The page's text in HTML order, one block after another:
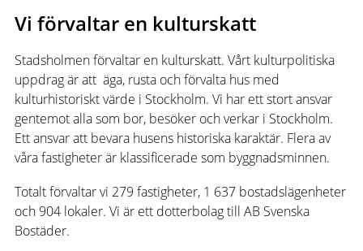
Vi förvaltar en kulturskatt
Stadsholmen förvaltar en kulturskatt. Vårt kulturpolitiska
uppdrag är att äga, rusta och förvalta hus med
kulturhistoriskt värde i Stockholm. Vi har ett stort ansvar
gentemot alla som bor, besöker och verkar i Stockholm.
Ett ansvar att bevara husens historiska karaktär. Flera av
våra fastigheter är klassificerade som byggnadsminnen.
Totalt förvaltar vi 279 fastigheter, 1 637 bostadslägenheter
och 904 lokaler. Vi är ett dotterbolag till AB Svenska
Bostäder.